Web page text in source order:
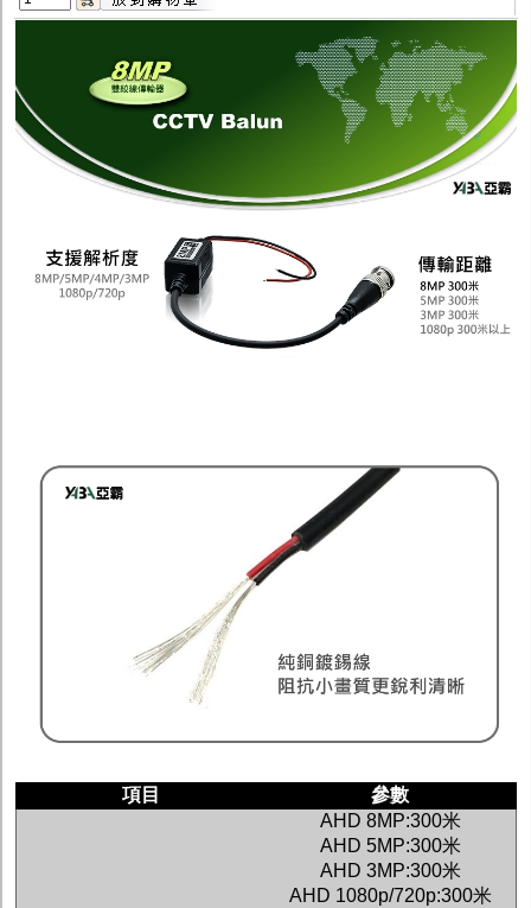
項目 參數
AHD 8MP:300米
AHD 5MP:300米
AHD 3MP:300米
AHD 1080p/720p:300米